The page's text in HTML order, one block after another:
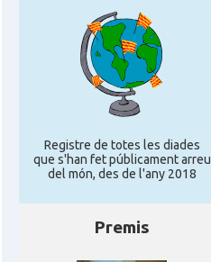
Registre de totes les diades
que s'han fet públicament arreu
del món, des de l'any 2018
Premis